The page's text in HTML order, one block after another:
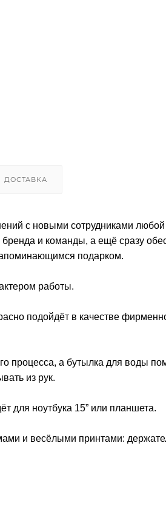
ДОСТАВКА
с новыми сотрудниками
и команды, а ещё сразу
подарком.
работы.
подойдёт в качестве
процесса, а бутылка для воды
из рук.
для ноутбука 15” или планшета.
и весёлыми принтами: